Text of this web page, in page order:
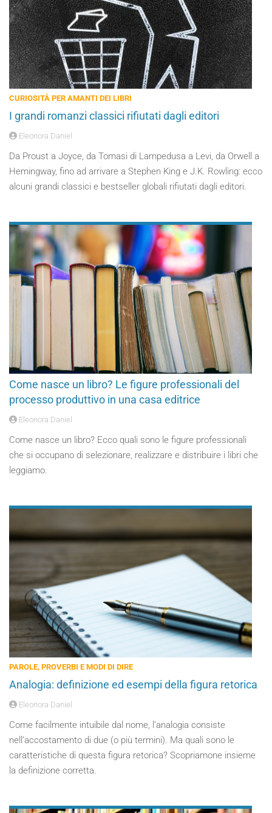
CURIOSITÀ PER AMANTI DEI LIBRI
I grandi romanzi classici rifiutati dagli editori
Eleonora Daniel
Da Proust a Joyce, da Tomasi di Lampedusa a Levi, da Orwell a
Hemingway, fino ad arrivare a Stephen King e J.K. Rowling: ecco
alcuni grandi classici e bestseller globali rifiutati dagli editori.
Come nasce un libro? Le figure professionali del
processo produttivo in una casa editrice
Eleonora Daniel
Come nasce un libro? Ecco quali sono le figure professionali
che si occupano di selezionare, realizzare e distribuire i libri che
leggiamo.
PAROLE, PROVERBI E MODI DI DIRE
Analogia: definizione ed esempi della figura retorica
Eleonora Daniel
Come facilmente intuibile dal nome, l’analogia consiste
nell’accostamento di due (o più termini). Ma quali sono le
caratteristiche di questa figura retorica? Scopriamone insieme
la definizione corretta.